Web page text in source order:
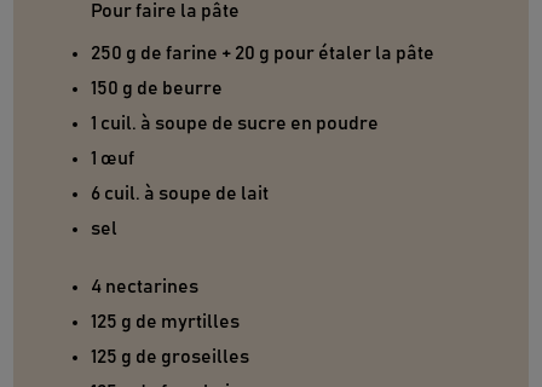
Pour faire la pâte
250 g de farine + 20 g pour étaler la pâte
150 g de beurre
1 cuil. à soupe de sucre en poudre
1 œuf
6 cuil. à soupe de lait
sel
4 nectarines
125 g de myrtilles
125 g de groseilles